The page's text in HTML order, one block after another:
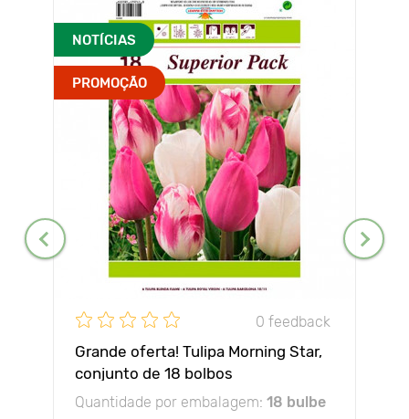
NOTÍCIAS
PROMOÇÃO
0 feedback
Grande oferta! Tulipa Morning Star,
conjunto de 18 bolbos
Quantidade por embalagem: 18 bulbe